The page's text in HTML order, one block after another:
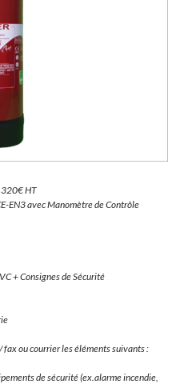
320€ HT
EN3 avec Manomètre de Contrôle
+ Consignes de Sécurité
ou courrier les éléments suivants :
de sécurité (ex.alarme incendie,